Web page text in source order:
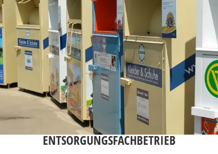
ENTSORGUNGSFACHBETRIEB